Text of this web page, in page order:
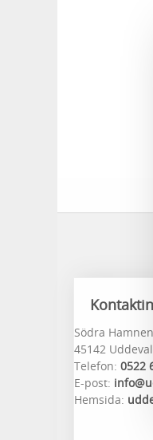
Södra
45142
Telefon: 0522
E-post:
Hemsida: